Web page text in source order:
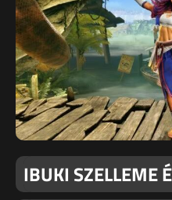
IBUKI SZELLEME